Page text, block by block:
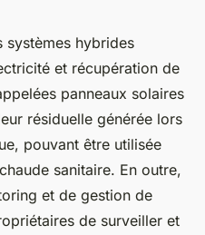
systèmes hybrides
et récupération de
panneaux solaires
résiduelle générée lors
pouvant être utilisée
sanitaire. En outre,
et de gestion de
de surveiller et